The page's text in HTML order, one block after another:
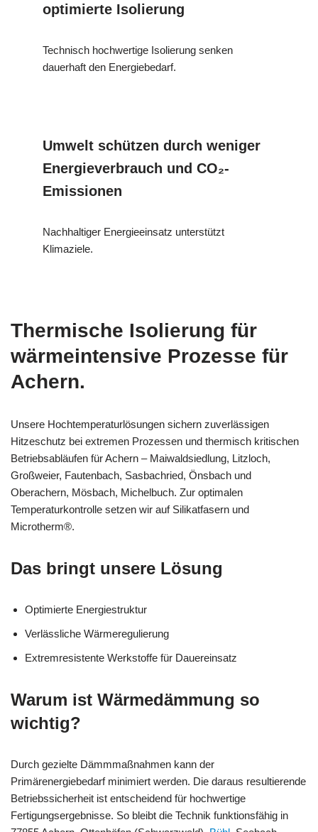
optimierte Isolierung
Technisch hochwertige Isolierung senken
dauerhaft den Energiebedarf.
Umwelt schützen durch weniger
Energieverbrauch und CO₂-
Emissionen
Nachhaltiger Energieeinsatz unterstützt
Klimaziele.
Thermische Isolierung für
wärmeintensive Prozesse für
Achern.
Unsere Hochtemperaturlösungen sichern zuverlässigen
Hitzeschutz bei extremen Prozessen und thermisch kritischen
Betriebsabläufen für Achern – Maiwaldsiedlung, Litzloch,
Großweier, Fautenbach, Sasbachried, Önsbach und
Oberachern, Mösbach, Michelbuch. Zur optimalen
Temperaturkontrolle setzen wir auf Silikatfasern und
Microtherm®.
Das bringt unsere Lösung
Optimierte Energiestruktur
Verlässliche Wärmeregulierung
Extremresistente Werkstoffe für Dauereinsatz
Warum ist Wärmedämmung so
wichtig?
Durch gezielte Dämmmaßnahmen kann der
Primärenergiebedarf minimiert werden. Die daraus resultierende
Betriebssicherheit ist entscheidend für hochwertige
Fertigungsergebnisse. So bleibt die Technik funktionsfähig in